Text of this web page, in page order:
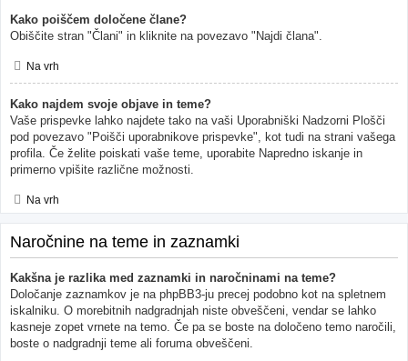
Kako poiščem določene člane?
Obiščite stran "Člani" in kliknite na povezavo "Najdi člana".
Na vrh
Kako najdem svoje objave in teme?
Vaše prispevke lahko najdete tako na vaši Uporabniški Nadzorni Plošči
pod povezavo "Poišči uporabnikove prispevke", kot tudi na strani vašega
profila. Če želite poiskati vaše teme, uporabite Napredno iskanje in
primerno vpišite različne možnosti.
Na vrh
Naročnine na teme in zaznamki
Kakšna je razlika med zaznamki in naročninami na teme?
Določanje zaznamkov je na phpBB3-ju precej podobno kot na spletnem
iskalniku. O morebitnih nadgradnjah niste obveščeni, vendar se lahko
kasneje zopet vrnete na temo. Če pa se boste na določeno temo naročili,
boste o nadgradnji teme ali foruma obveščeni.